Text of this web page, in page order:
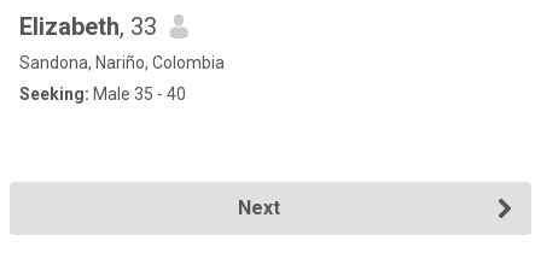
Elizabeth, 33
Sandona, Nariño, Colombia
Seeking: Male 35 - 40
Next